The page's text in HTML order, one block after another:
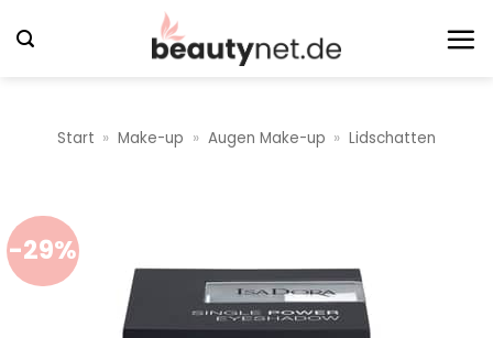
Inhalt
Start » Make-up » Augen Make-up » Lidschatten
-29%